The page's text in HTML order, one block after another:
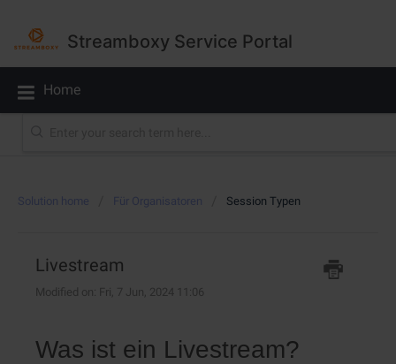
Streamboxy Service Portal
Home
Solution home Für Organisatoren Session Typen
Livestream
Modified on: Fri, 7 Jun, 2024 11:06
Was ist ein Livestream?